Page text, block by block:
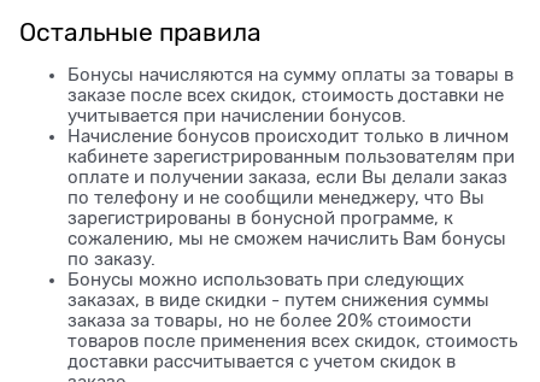
Остальные правила
Бонусы начисляются на сумму оплаты за товары в
заказе после всех скидок, стоимость доставки не
учитывается при начислении бонусов.
Начисление бонусов происходит только в личном
кабинете зарегистрированным пользователям при
оплате и получении заказа, если Вы делали заказ
по телефону и не сообщили менеджеру, что Вы
зарегистрированы в бонусной программе, к
сожалению, мы не сможем начислить Вам бонусы
по заказу.
Бонусы можно использовать при следующих
заказах, в виде скидки - путем снижения суммы
заказа за товары, но не более 20% стоимости
товаров после применения всех скидок, стоимость
доставки рассчитывается с учетом скидок в